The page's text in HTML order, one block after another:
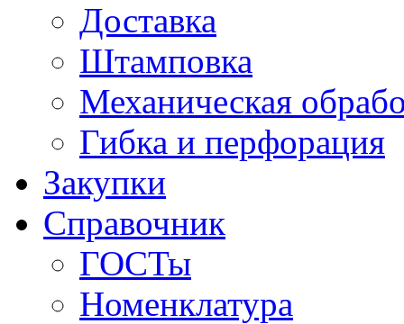
Доставка
Штамповка
Механическая
Гибка и перфорация
Закупки
Справочник
ГОСТы
Номенклатура